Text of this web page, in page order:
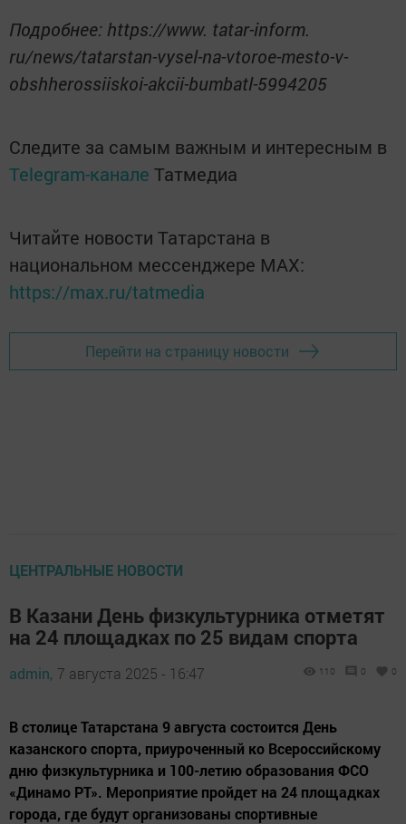
Подробнее: https://www. tatar-inform.
ru/news/tatarstan-vysel-na-vtoroe-mesto-v-
obshherossiiskoi-akcii-bumbatl-5994205
Следите за самым важным и интересным в
Telegram-канале Татмедиа
Читайте новости Татарстана в
национальном мессенджере MАХ:
https://max.ru/tatmedia
Перейти на страницу новости
ЦЕНТРАЛЬНЫЕ НОВОСТИ
В Казани День физкультурника отметят
на 24 площадках по 25 видам спорта
admin, 7 августа 2025 - 16:47 110 0 0
В столице Татарстана 9 августа состоится День
казанского спорта, приуроченный ко Всероссийскому
дню физкультурника и 100-летию образования ФСО
«Динамо РТ». Мероприятие пройдет на 24 площадках
города, где будут организованы спортивные